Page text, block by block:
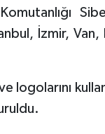
İzmir,
logolarını